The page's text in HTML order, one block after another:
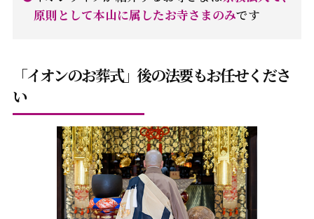
原則として本山に属したお寺さまのみです
「イオンのお葬式」後の法要もお任せくださ
い